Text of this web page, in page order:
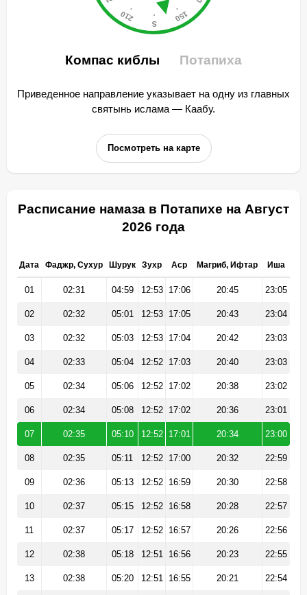
Компас киблы Потапиха
Приведенное направление указывает на одну из главных
святынь ислама — Каабу.
Посмотреть на карте
Расписание намаза в Потапихе на Август
2026 года
Дата Фаджр, Сухур Шурук Зухр Аср Магриб, Ифтар Иша
01 02:31 04:59 12:53 17:06 20:45 23:05
02 02:32 05:01 12:53 17:05 20:43 23:04
03 02:32 05:03 12:53 17:04 20:42 23:03
04 02:33 05:04 12:52 17:03 20:40 23:03
05 02:34 05:06 12:52 17:02 20:38 23:02
06 02:34 05:08 12:52 17:02 20:36 23:01
07 02:35 05:10 12:52 17:01 20:34 23:00
08 02:35 05:11 12:52 17:00 20:32 22:59
09 02:36 05:13 12:52 16:59 20:30 22:58
10 02:37 05:15 12:52 16:58 20:28 22:57
11 02:37 05:17 12:52 16:57 20:26 22:56
12 02:38 05:18 12:51 16:56 20:23 22:55
13 02:38 05:20 12:51 16:55 20:21 22:54